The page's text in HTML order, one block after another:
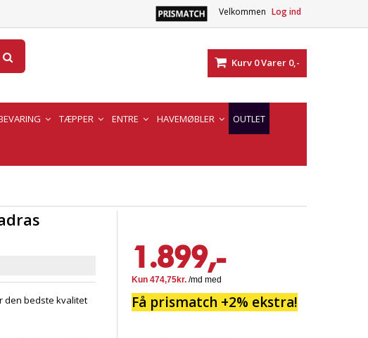
Velkommen Log ind
Kurv 0Varer 0,-
TÆPPER ENTRE HAVEMØBLER OUTLET
den bedste kvalitet
1.899,-
Få prismatch +2% ekstra!